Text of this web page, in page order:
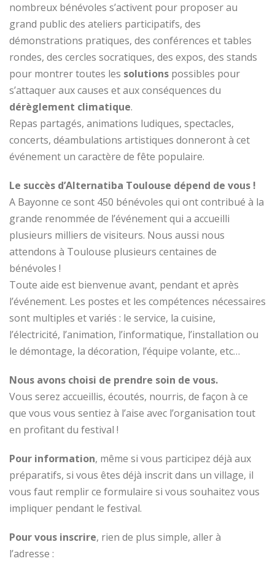
nombreux bénévoles s’activent pour proposer au
grand public des ateliers participatifs, des
démonstrations pratiques, des conférences et tables
rondes, des cercles socratiques, des expos, des stands
pour montrer toutes les solutions possibles pour
s’attaquer aux causes et aux conséquences du
dérèglement climatique.
Repas partagés, animations ludiques, spectacles,
concerts, déambulations artistiques donneront à cet
événement un caractère de fête populaire.
Le succès d’Alternatiba Toulouse dépend de vous !
A Bayonne ce sont 450 bénévoles qui ont contribué à la
grande renommée de l’événement qui a accueilli
plusieurs milliers de visiteurs. Nous aussi nous
attendons à Toulouse plusieurs centaines de
bénévoles !
Toute aide est bienvenue avant, pendant et après
l’événement. Les postes et les compétences nécessaires
sont multiples et variés : le service, la cuisine,
l’électricité, l’animation, l’informatique, l’installation ou
le démontage, la décoration, l’équipe volante, etc…
Nous avons choisi de prendre soin de vous.
Vous serez accueillis, écoutés, nourris, de façon à ce
que vous vous sentiez à l’aise avec l’organisation tout
en profitant du festival !
Pour information, même si vous participez déjà aux
préparatifs, si vous êtes déjà inscrit dans un village, il
vous faut remplir ce formulaire si vous souhaitez vous
impliquer pendant le festival.
Pour vous inscrire, rien de plus simple, aller à
l’adresse :